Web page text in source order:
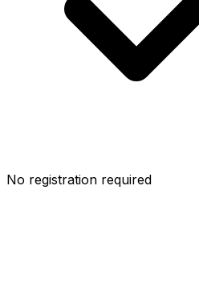
No registration required